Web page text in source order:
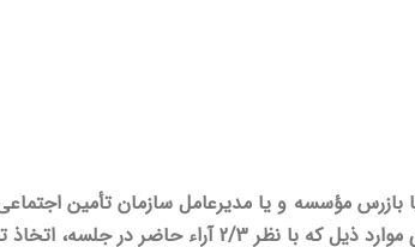
تصمیم، معتبر خواهد بود.